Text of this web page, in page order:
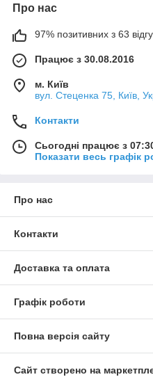
Про нас
97% позитивних з 63
Працює з 30.08.2016
м. Київ
вул. Стеценка 75, Київ,
Контакти
Сьогодні працює з
Показати весь графік
Про нас
Контакти
Доставка та оплата
Графік роботи
Повна версія сайту
Сайт створено на